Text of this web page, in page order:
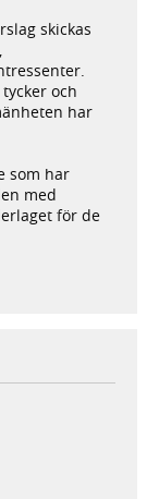
skickas
och
har
som har
med
för de
webbplats,